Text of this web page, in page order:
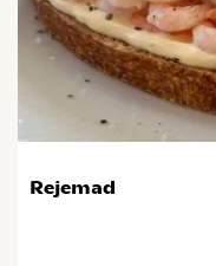
Rejemad